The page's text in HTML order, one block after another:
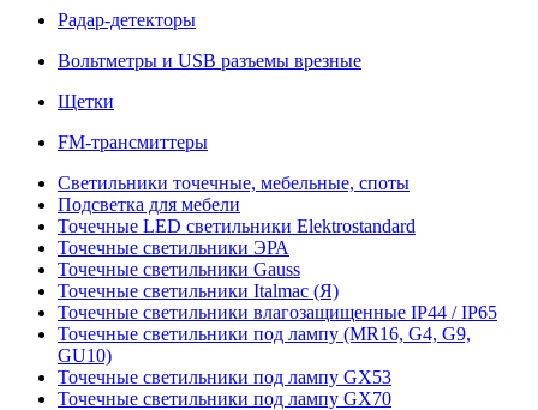
Радар-детекторы
Вольтметры и USB разъемы врезные
Щетки
FM-трансмиттеры
Светильники точечные, мебельные, споты
Подсветка для мебели
Точечные LED светильники Elektrostandard
Точечные светильники ЭРА
Точечные светильники Gauss
Точечные светильники Italmac (Я)
Точечные светильники влагозащищенные IP44 / IP65
Точечные светильники под лампу (MR16, G4, G9,
GU10)
Точечные светильники под лампу GX53
Точечные светильники под лампу GX70